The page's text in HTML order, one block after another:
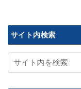
サイト内検索